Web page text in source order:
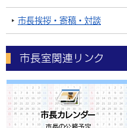
市長挨拶・寄稿・対談
市長室関連リンク